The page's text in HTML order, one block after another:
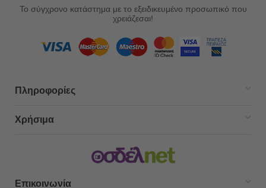
Το σύγχρονο κατάστημα με το εξειδικευμένο προσωπικό που
χρειάζεσαι!
Πληροφορίες
Χρήσιμα
Επικοινωνία